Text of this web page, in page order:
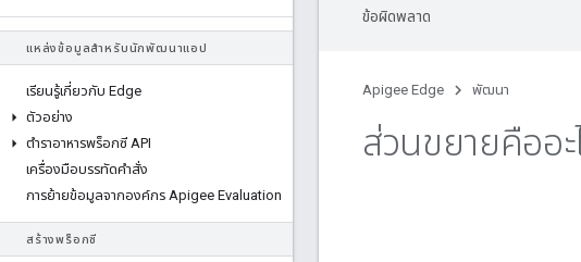
แหล่งข้อมูลสำหรับนักพัฒนาแอป
เรียนรู้เกี่ยวกับ Edge
ตัวอย่าง
ตําราอาหารพร็อกซี API
เครื่องมือบรรทัดคำสั่ง
การย้ายข้อมูลจากองค์กร Apigee Evaluation
สร้างพร็อกซี
ข้อผิดพลาด
Apigee Edge พัฒนา
ส่วนขยายคืออะ